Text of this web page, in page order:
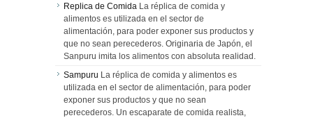
Replica de Comida La réplica de comida y
alimentos es utilizada en el sector de
alimentación, para poder exponer sus productos y
que no sean perecederos. Originaria de Japón, el
Sanpuru imita los alimentos con absoluta realidad.
Sampuru La réplica de comida y alimentos es
utilizada en el sector de alimentación, para poder
exponer sus productos y que no sean
perecederos. Un escaparate de comida realista,